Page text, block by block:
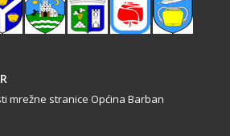
mrežne stranice Općina Barban